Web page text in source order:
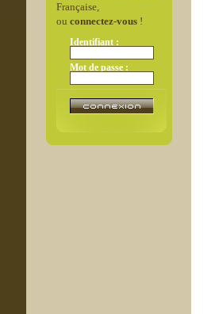
Française,
ou connectez-vous!
Identifiant :
Mot de passe :